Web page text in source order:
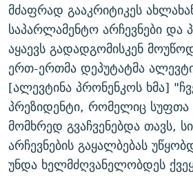
ᲘᲛᲞᲔᲠᲘᲐ ᲓᲐ ᲠᲐᲓᲘᲝ
5 ᲐᲛᲑᲐᲕᲘ - 20 ᲘᲕᲜᲘᲡᲡ ᲓᲐᲨᲐᲕᲔᲑᲣᲚᲔᲑᲘ
ᲐᲒᲕᲘᲡᲢᲝᲡ ᲝᲛᲘ
ПРИВЕТ ᲙᲣᲚᲢᲣᲠᲐ
რთე/რთ-ის ყველა საიტი
მძაფრად გააკრიტიკეს
საპარლამენტო არჩევნები და
აყაევს გადადგომისკენ
ერთ-ერთმა დეპუტატმა
[ალევტინა პრონენკოს ხმა]
პრეზიდენტი, რომელიც სუფთა
მომხრედ გვაჩვენებდა თავს,
არჩევნების გაყალბებას
უნდა ხელმძღვანელობდეს